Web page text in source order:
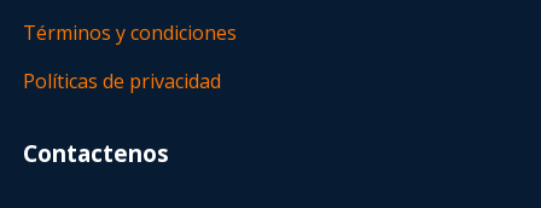
Términos y condiciones
Políticas de privacidad
Contactenos